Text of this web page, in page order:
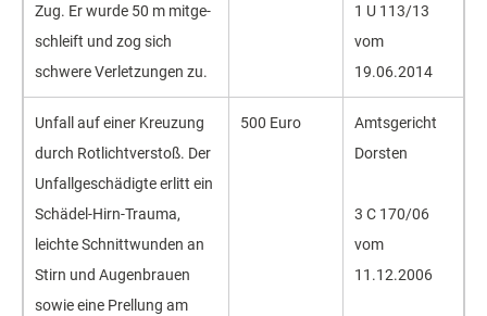
Zug. Er wurde 50 m mitge­
schleift und zog sich
schwere Verlet­zungen zu.
1 U 113/13
vom
19.06.2014
Unfall auf einer Kreuzung
durch Rotlicht­­verstoß. Der
Unfall­geschädigte erlitt ein
Schädel-Hirn-Trauma,
leichte Schnitt­wunden an
Stirn und Augenbrauen
sowie eine Prellung am
500 Euro
Amtsgericht
Dorsten
3 C 170/06
vom
11.12.2006